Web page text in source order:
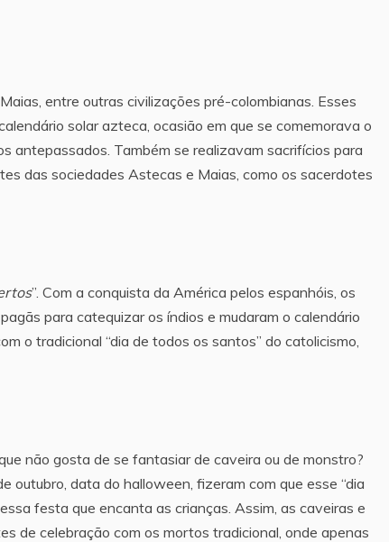
entre outras civilizações pré-colombianas. Esses
solar azteca, ocasião em que se comemorava o
antepassados. Também se realizavam sacrifícios para
das sociedades Astecas e Maias, como os sacerdotes
”. Com a conquista da América pelos espanhóis, os
para catequizar os índios e mudaram o calendário
o tradicional “dia de todos os santos” do catolicismo,
não gosta de se fantasiar de caveira ou de monstro?
outubro, data do halloween, fizeram com que esse “dia
festa que encanta as crianças. Assim, as caveiras e
de celebração com os mortos tradicional, onde apenas